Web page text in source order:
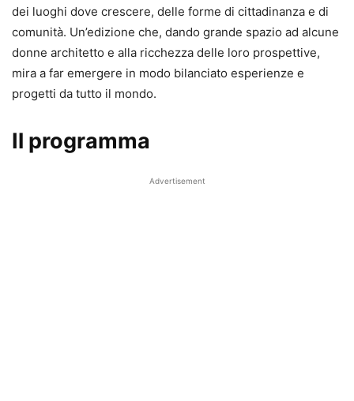
dei luoghi dove crescere, delle forme di cittadinanza e di
comunità. Un’edizione che, dando grande spazio ad alcune
donne architetto e alla ricchezza delle loro prospettive,
mira a far emergere in modo bilanciato esperienze e
progetti da tutto il mondo.
Il programma
Advertisement